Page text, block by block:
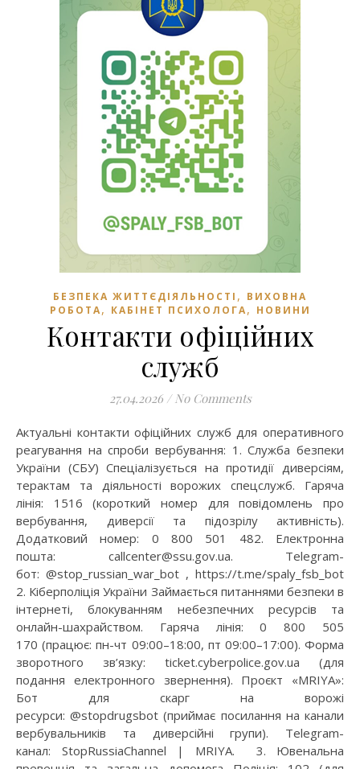
БЕЗПЕКА ЖИТТЄДІЯЛЬНОСТІ , ВИХОВНА
РОБОТА, КАБІНЕТ ПСИХОЛОГА, НОВИНИ
Контакти офіційних
служб
27.04.2026 / No Comments
Актуальні контакти офіційних служб для оперативного
реагування на спроби вербування: 1. Служба безпеки
України (СБУ) Спеціалізується на протидії диверсіям,
терактам та діяльності ворожих спецслужб. Гаряча
лінія: 1516 (короткий номер для повідомлень про
вербування, диверсії та підозрілу активність).
Додатковий номер: 0 800 501 482. Електронна
пошта: callcenter@ssu.gov.ua. Telegram-
бот: @stop_russian_war_bot , https://t.me/spaly_fsb_bot
2. Кіберполіція України Займається питаннями безпеки в
інтернеті, блокуванням небезпечних ресурсів та
онлайн-шахрайством. Гаряча лінія: 0 800 505
170 (працює: пн-чт 09:00–18:00, пт 09:00–17:00). Форма
зворотного зв’язку: ticket.cyberpolice.gov.ua (для
подання електронного звернення). Проєкт «MRIYA»:
Бот для скарг на ворожі
ресурси: @stopdrugsbot (приймає посилання на канали
вербувальників та диверсійні групи). Telegram-
канал: StopRussiaChannel | MRIYA. 3. Ювенальна